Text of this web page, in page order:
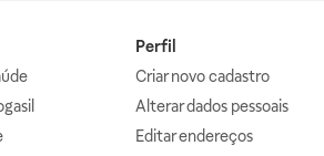
Perfil
Criar novo cadastro
Alterar dados pessoais
Editar endereços